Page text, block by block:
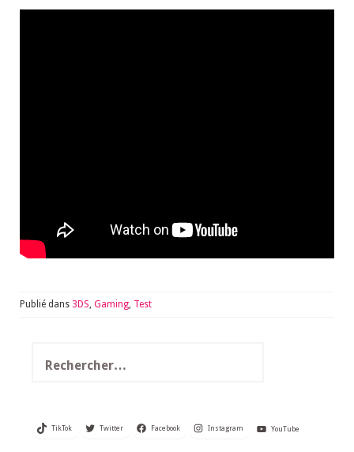
Publié dans 3DS, Gaming, Test
TikTok Twitter Facebook Instagram YouTube